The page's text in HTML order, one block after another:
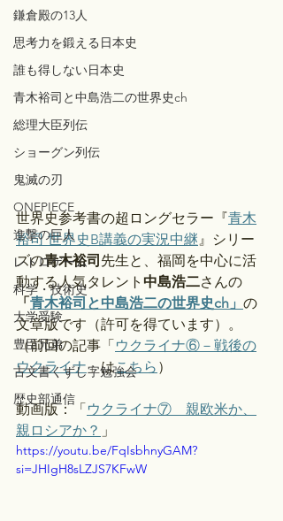
鎌倉殿の13人
思考力を鍛える日本史
誰も得しない日本史
青木裕司と中島浩二の世界史ch
総理大臣列伝
ショーグン列伝
鬼滅の刃
ONEPIECE
進撃の巨人
レトロゲーム
科学・技術史
大学受験
豊臣兄弟
古文書くずし字勉強会
歴史部通信
世界史参考書の超ロングセラー『青木
裕司 世界史B講義の実況中継』シリー
ズの青木裕司 先生と、福岡を中心に活
動する人気タレント 中島浩二さんの
「青木裕司と中島浩二の世界史ch」 の
文章版です（許可を得ています）。
（前回の記事「ウクライナ⑥－戦後の
ウクライナ」はこちら ）
動画版：「ウクライナ⑦　親欧米か、
親ロシアか？ 」
https://youtu.be/FqIsbhnyGAM?
si=JHIgH8sLZJS7KFwW